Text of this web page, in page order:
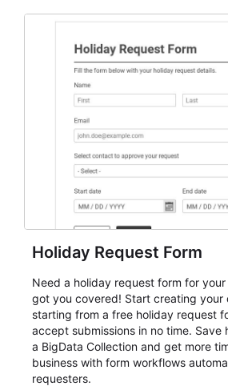
Holiday Request Form
Need a holiday request form for
got you covered! Start creating your
starting from a free holiday request
accept submissions in no time. Save
a BigData Collection and get more
business with form workflows
requesters.